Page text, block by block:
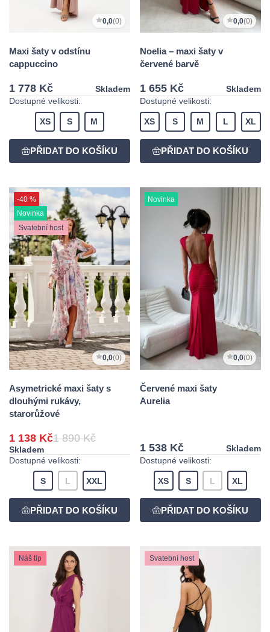
0,0(0)
Maxi šaty v odstínu
cappuccino
1 778 Kč
Skladem
Dostupné velikosti:
XS S M
0,0(0)
Noelia – maxi šaty v
červené barvě
1 655 Kč
Skladem
Dostupné velikosti:
XS S M L XL
-40 %
Novinka
Svatební host
0,0(0)
Asymetrické maxi šaty s
dlouhými rukávy,
starorůžové
1 138 Kč1 890 Kč
Skladem
Dostupné velikosti:
S L XXL
Novinka
0,0(0)
Červené maxi šaty
Aurelia
1 538 Kč
Skladem
Dostupné velikosti:
XS S L XL
Náš tip Svatební host